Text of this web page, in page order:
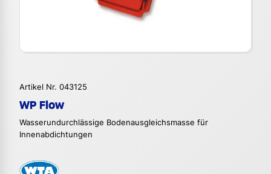
Artikel Nr. 043125
WP Flow
Wasserundurchlässige Bodenausgleichsmasse für
Innenabdichtungen